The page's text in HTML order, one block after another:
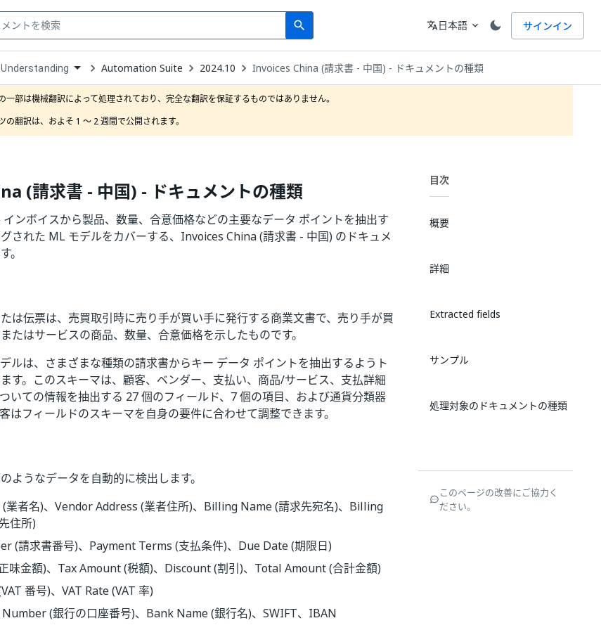
search
Search 言語
translate日本語 expand_more サインイン
Automation Suite 2024.10 Invoices China (請求書 - 中国) - ドキュメントの種類
一部は機械翻訳によって処理されており、完全な翻訳を保証するものではありません。
の翻訳は、およそ 1 ～ 2 週間で公開されます。
(請求書 - 中国) - ドキュメントの種類
ンボイスから製品、数量、合意価格などの主要なデータ ポイントを抽出す
された ML モデルをカバーする、Invoices China (請求書 - 中国) のドキュメ
。
は伝票は、売買取引時に売り手が買い手に発行する商業文書で、売り手が買
たはサービスの商品、数量、合意価格を示したものです。
ルは、さまざまな種類の請求書からキー データ ポイントを抽出するようト
す。このスキーマは、顧客、ベンダー、支払い、商品/サービス、支払詳細
いての情報を抽出する 27 個のフィールド、7 個の項目、および通貨分類器
はフィールドのスキーマを自身の要件に合わせて調整できます。
ようなデータを自動的に検出します。
業者名)、Vendor Address (業者住所)、Billing Name (請求先宛名)、Billing
住所)
(請求書番号)、Payment Terms (支払条件)、Due Date (期限日)
味金額)、Tax Amount (税額)、Discount (割引)、Total Amount (合計金額)
番号)、VAT Rate (VAT 率)
(銀行の口座番号)、Bank Name (銀行名)、SWIFT、IBAN
目次
概要
詳細
Extracted fields
サンプル
処理対象のドキュメントの種類
このページの改善にご協力く
ださい。